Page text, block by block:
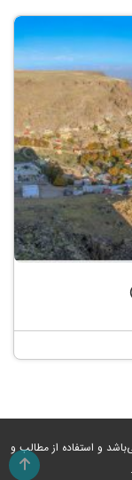
و استفاده از مطالب و